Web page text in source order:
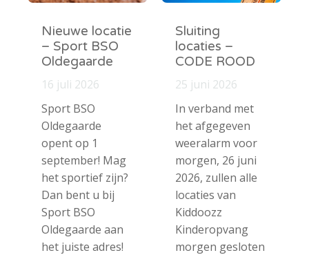
Nieuwe locatie
– Sport BSO
Oldegaarde
16 juli 2026
Sport BSO
Oldegaarde
opent op 1
september! Mag
het sportief zijn?
Dan bent u bij
Sport BSO
Oldegaarde aan
het juiste adres!
Sluiting
locaties –
CODE ROOD
25 juni 2026
In verband met
het afgegeven
weeralarm voor
morgen, 26 juni
2026, zullen alle
locaties van
Kiddoozz
Kinderopvang
morgen gesloten